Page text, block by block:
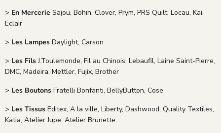
> En Mercerie Sajou, Bohin, Clover, Prym, PRS Quilt, Locau, Kai,
Eclair
> Les Lampes Daylight, Carson
> Les FilsJ.Toulemonde, Fil au Chinois, Lebaufil, Laine Saint-Pierre,
DMC, Madeira, Mettler, Fujix, Brother
> Les Boutons Fratelli Bonfanti, BellyButton, Cose
> Les Tissus Editex, A la ville, Liberty, Dashwood, Quality Textiles,
Katia, Atelier Jupe, Atelier Brunette